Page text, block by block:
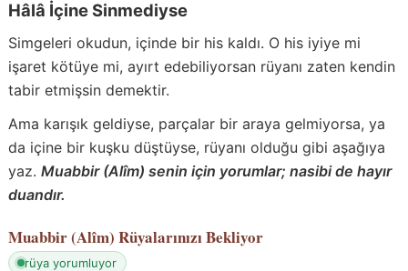
Hâlâ İçine Sinmediyse
Simgeleri okudun, içinde bir his kaldı. O his iyiye mi
işaret kötüye mi, ayırt edebiliyorsan rüyanı zaten kendin
tabir etmişsin demektir.
Ama karışık geldiyse, parçalar bir araya gelmiyorsa, ya
da içine bir kuşku düştüyse, rüyanı olduğu gibi aşağıya
yaz. Muabbir (Alîm) senin için yorumlar; nasibi de hayır
duandır.
Muabbir (Alîm) Rüyalarınızı Bekliyor
rüya yorumluyor